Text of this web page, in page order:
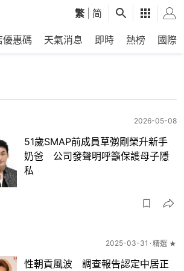
繁 简
優惠碼 天氣消息 即時 熱榜 國際
2026-05-08
51歲SMAP前成員草彅剛榮升新手
奶爸 公司發聲明呼籲保護母子隱
私
2025-03-31 精選 ★
性朝貢風波 調查報告認定中居正